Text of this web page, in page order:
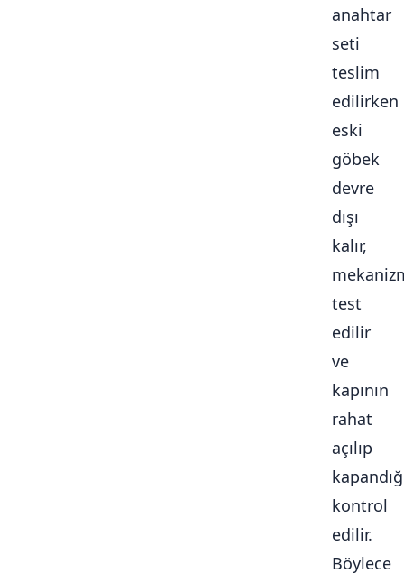
anahtar
seti
teslim
edilirken
eski
göbek
devre
dışı
kalır,
test
edilir
ve
kapının
rahat
açılıp
kontrol
edilir.
Böylece